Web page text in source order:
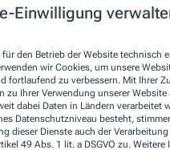
Einwilligung
den Betrieb der Website technisch
wir Cookies, um unsere
fortlaufend zu verbessern. Mit Ihrer
zu Ihrer Verwendung unserer Website
dabei Daten in Ländern verarbeitet
Datenschutzniveau besteht,
dieser Dienste auch der Verarbeitung
49 Abs. 1 lit. a DSGVO zu. Weitere